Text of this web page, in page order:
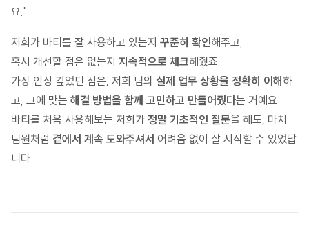
요."
저희가 바티를 잘 사용하고 있는지 꾸준히 확인해주고,
혹시 개선할 점은 없는지 지속적으로 체크해줬죠.
가장 인상 깊었던 점은, 저희 팀의 실제 업무 상황을 정확히 이해하
고, 그에 맞는 해결 방법을 함께 고민하고 만들어줬다는 거예요.
바티를 처음 사용해보는 저희가 정말 기초적인 질문을 해도, 마치
팀원처럼 곁에서 계속 도와주셔서 어려움 없이 잘 시작할 수 있었답
니다.